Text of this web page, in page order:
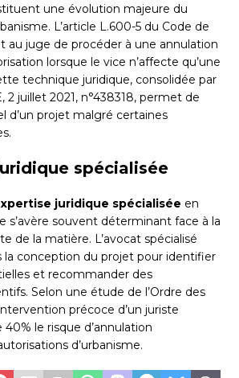
une évolution majeure du
L’article L.600-5 du Code de
au juge de procéder à une annulation
lorsque le vice n’affecte qu’une
technique juridique, consolidée par
2 juillet 2021, n°438318, permet de
d’un projet malgré certaines
spécialisée
juridique spécialisée en
s’avère souvent déterminant face à la
de la matière. L’avocat spécialisé
la conception du projet pour identifier
et recommander des
Selon une étude de l’Ordre des
précoce d’un juriste
le risque d’annulation
d’urbanisme.